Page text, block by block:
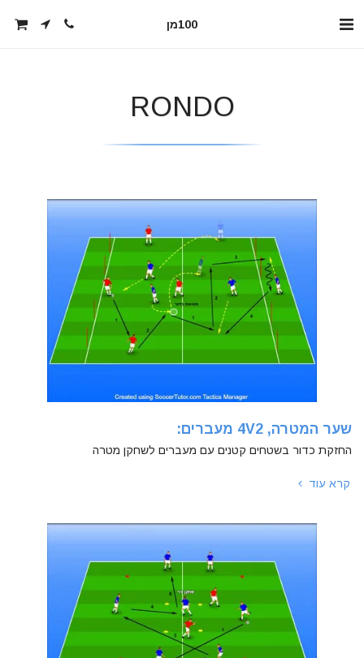
100מן
RONDO
שער המטרה, 4V2 מעברים:
החזקת כדור בשטחים קטנים עם מעברים לשחקן מטרה
קרא עוד